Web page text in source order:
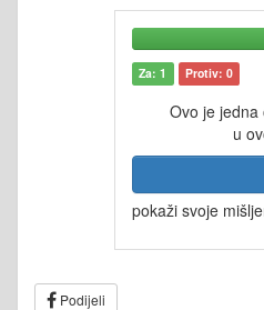
Za: 1 Protiv: 0
Ovo je jedna
u
pokaži svoje
Podijeli